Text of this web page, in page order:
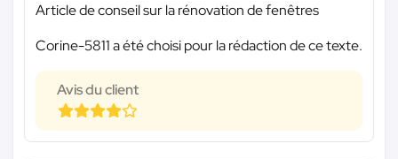
Article de conseil sur la rénovation de fenêtres
Corine-5811 a été choisi pour la rédaction de ce texte.
Avis du client